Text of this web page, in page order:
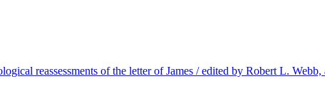
reassessments of the letter of James / edited by Robert L. Webb,